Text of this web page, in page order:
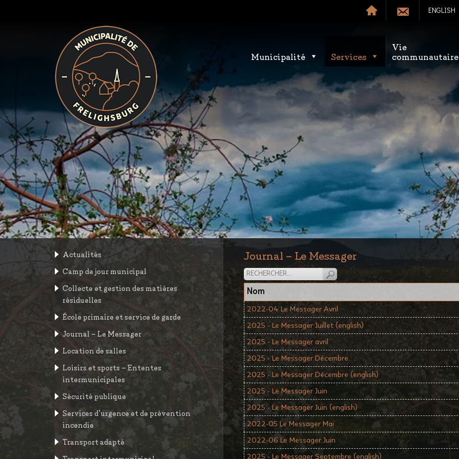
ENGLISH
Municipalité Services
Vie
communautaire
Journal – Le Messager
Nom
2022-04 Le Messager Avril
2025 - Le Messager Juillet (english)
2025 - Le Messager avril
2025 - Le Messager Décembre
2025 - Le Messager Décembre (english)
2025 - Le Messager Juin
2025 - Le Messager Juin (english)
2022-05 Le Messager Mai
2022-06 Le Messager Juin
2025 - Le Messager Septembre (english)
Actualités
Camp de jour municipal
Collecte et gestion des matières
résiduelles
École primaire et service de garde
Journal – Le Messager
Location de salles
Loisirs et sports – Ententes
intermunicipales
Sécurité publique
Services d’urgence et de prévention
incendie
Transport adapté